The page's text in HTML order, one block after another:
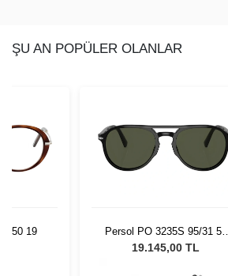
ŞU AN POPÜLER OLANLAR
50 19
Persol PO 3235S 95/31 55
Unisex Güneş Gözlüğü
19.145,00 TL